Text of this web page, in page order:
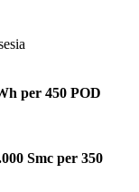
per 450 POD
Smc per 350